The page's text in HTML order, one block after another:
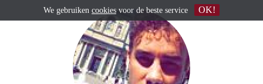
We gebruiken cookies voor de beste service OK!